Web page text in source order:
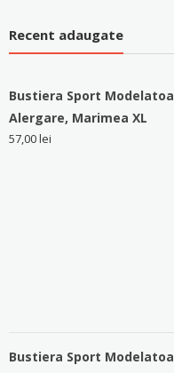
Recent adaugate
Bustiera Sport
Alergare, Marimea XL
57,00lei
Bustiera Sport